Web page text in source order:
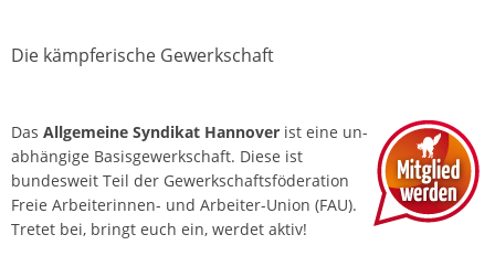
Die kämpferische Gewerkschaft
Das Allgemeine Syndikat Hannover ist eine un­
abhängige Basis­gewerkschaft. Diese ist
bundesweit Teil der Gewerkschafts­föderation
Freie Arbeiterinnen- und Arbeiter-Union (FAU).
Tretet bei, bringt euch ein, werdet aktiv!